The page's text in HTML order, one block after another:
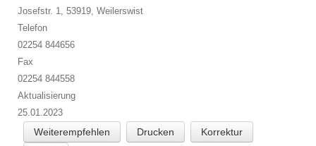
Josefstr. 1, 53919, Weilerswist
Telefon
02254 844656
Fax
02254 844558
Aktualisierung
25.01.2023
Weiterempfehlen Drucken
Korrektur